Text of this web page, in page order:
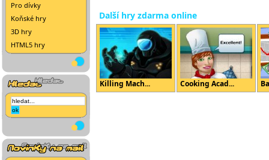
Pro dívky
Koňské hry
3D hry
HTML5 hry
Další hry zdarma online
Killing Mach... Cooking Acad...